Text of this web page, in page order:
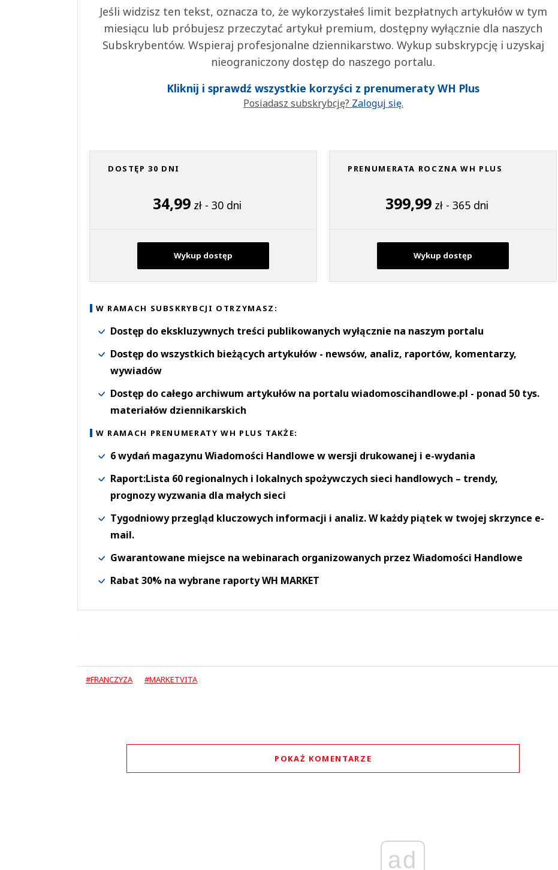
Jeśli widzisz ten tekst, oznacza to, że wykorzystałeś limit bezpłatnych artykułów w tym
miesiącu lub próbujesz przeczytać artykuł premium, dostępny wyłącznie dla naszych
Subskrybentów. Wspieraj profesjonalne dziennikarstwo. Wykup subskrypcję i uzyskaj
nieograniczony dostęp do naszego portalu.
Kliknij i sprawdź wszystkie korzyści z prenumeraty WH Plus
Posiadasz subskrybcję? Zaloguj się.
DOSTĘP 30 DNI
34,99 zł - 30 dni
Wykup dostęp
PRENUMERATA ROCZNA WH PLUS
399,99 zł - 365 dni
Wykup dostęp
W RAMACH SUBSKRYBCJI OTRZYMASZ:
Dostęp do ekskluzywnych treści publikowanych wyłącznie na naszym portalu
Dostęp do wszystkich bieżących artykułów - newsów, analiz, raportów, komentarzy,
wywiadów
Dostęp do całego archiwum artykułów na portalu wiadomoscihandlowe.pl - ponad 50 tys.
materiałów dziennikarskich
W RAMACH PRENUMERATY WH PLUS TAKŻE:
6 wydań magazynu Wiadomości Handlowe w wersji drukowanej i e-wydania
Raport:Lista 60 regionalnych i lokalnych spożywczych sieci handlowych – trendy,
prognozy wyzwania dla małych sieci
Tygodniowy przegląd kluczowych informacji i analiz. W każdy piątek w twojej skrzynce e-
mail.
Gwarantowane miejsce na webinarach organizowanych przez Wiadomości Handlowe
Rabat 30% na wybrane raporty WH MARKET
#FRANCZYZA #MARKETVITA
POKAŻ KOMENTARZE
ad